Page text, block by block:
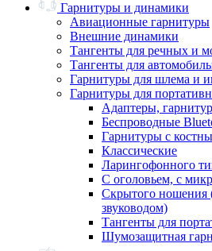
Гарнитуры и динамики
Авиационные гарнитуры
Внешние динамики
Тангенты для речных и
Тангенты для
Гарнитуры для шлема и
Гарнитуры для
Адаптеры,
Беспроводные
Гарнитуры с
Классические
Ларингофонного
С оголовьем, с
Скрытого ношения
звуководом)
Тангенты для
Шумозащитная